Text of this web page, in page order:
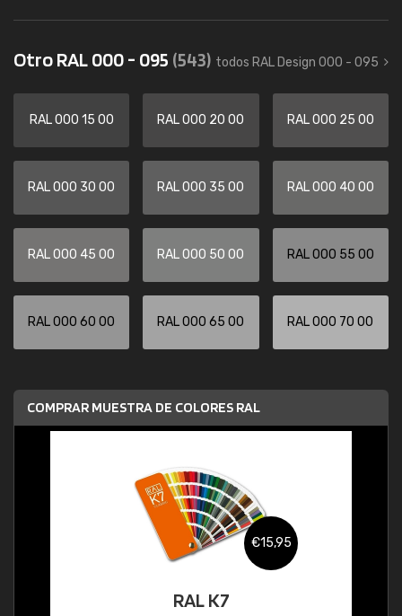
Otro RAL 000 - 095 (543) todos RAL Design 000 - 095
RAL 000 15 00 RAL 000 20 00 RAL 000 25 00
RAL 000 30 00 RAL 000 35 00 RAL 000 40 00
RAL 000 45 00 RAL 000 50 00 RAL 000 55 00
RAL 000 60 00 RAL 000 65 00 RAL 000 70 00
COMPRAR MUESTRA DE COLORES RAL
€15,95
RAL K7